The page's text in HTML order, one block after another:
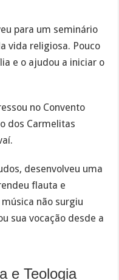
para um seminário
vida religiosa. Pouco
e o ajudou a iniciar o
no Convento
dos Carmelitas
desenvolveu uma
flauta e
não surgiu
sua vocação desde a
e Teologia